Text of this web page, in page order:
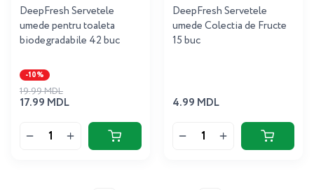
DeepFresh Servetele
umede pentru toaleta
biodegradabile 42 buc
-10%
17.99 MDL
19.99 MDL
DeepFresh Servetele
umede Colectia de Fructe
15 buc
4.99 MDL